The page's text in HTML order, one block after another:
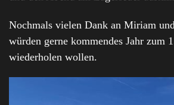
Nochmals vielen Dank an Miriam
würden gerne kommendes Jahr zum
wiederholen wollen.